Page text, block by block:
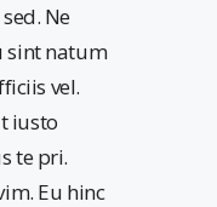
Ne
sint natum
vel.
iusto
te pri.
Eu hinc